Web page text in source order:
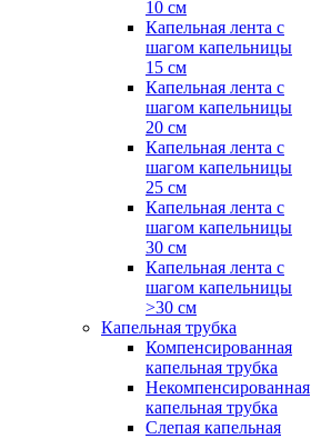
10 см
Капельная лента с
шагом капельницы
15 см
Капельная лента с
шагом капельницы
20 см
Капельная лента с
шагом капельницы
25 см
Капельная лента с
шагом капельницы
30 см
Капельная лента с
шагом капельницы
>30 см
Капельная трубка
Компенсированная
капельная трубка
Некомпенсированная
капельная трубка
Слепая капельная